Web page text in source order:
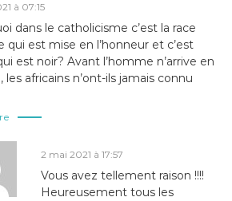
à 07:15
dans le catholicisme c’est la race
qui est mise en l’honneur et c’est
est noir? Avant l’homme n’arrive en
les africains n’ont-ils jamais connu
2 mai 2021 à 17:57
Vous avez tellement raison !!!!
Heureusement tous les